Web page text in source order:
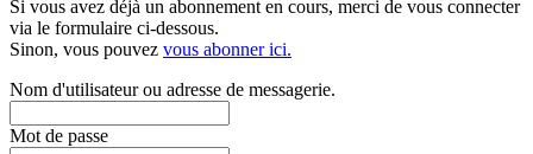
Si vous avez déjà un abonnement en cours, merci de vous connecter
via le formulaire ci-dessous.
Sinon, vous pouvez vous abonner ici.
Nom d'utilisateur ou adresse de messagerie.
Mot de passe